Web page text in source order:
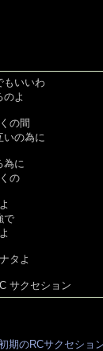
もいいわ
よ
の間
いの為に
為に
の
で
タよ
サクセション
期のRCサクセショ